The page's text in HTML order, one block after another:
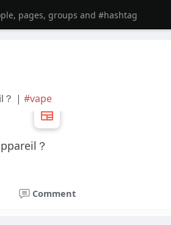
？ | #vape
？
Comment